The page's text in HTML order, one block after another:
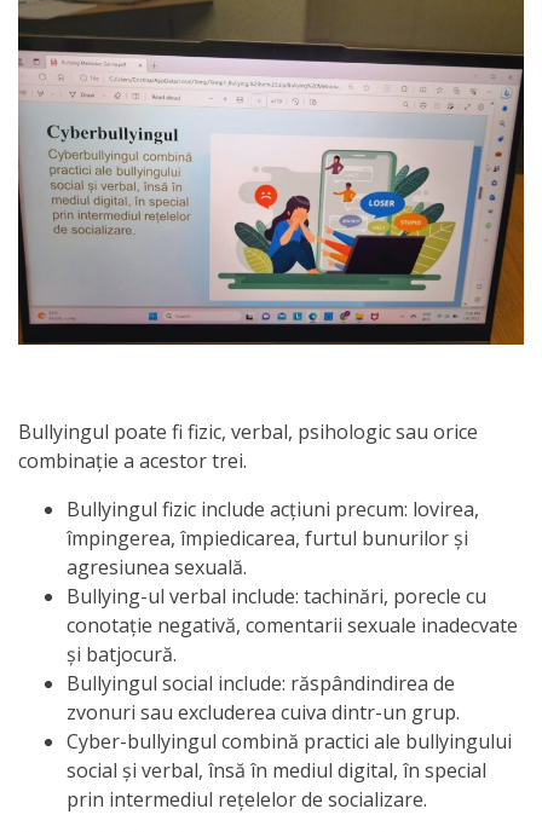
Proiecte
Rapoarte
de
activitate
Transparență
Achiziții
publice
Invitații
de
participare
Planuri
de
achiziții
Anticorupție
Știri
Bullyingul poate fi fizic, verbal, psihologic sau orice
combinație a acestor trei.
Bullyingul fizic include acțiuni precum: lovirea,
împingerea, împiedicarea, furtul bunurilor și
agresiunea sexuală.
Bullying-ul verbal include: tachinări, porecle cu
conotație negativă, comentarii sexuale inadecvate
și batjocură.
Bullyingul social include: răspândindirea de
zvonuri sau excluderea cuiva dintr-un grup.
Cyber-bullyingul combină practici ale bullyingului
social și verbal, însă în mediul digital, în special
prin intermediul rețelelor de socializare.